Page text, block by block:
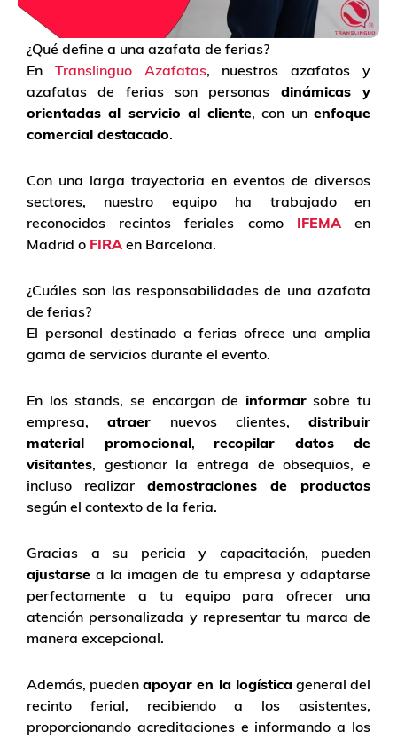
¿Qué define a una azafata de ferias?
En Translinguo Azafatas, nuestros azafatos y
azafatas de ferias son personas dinámicas y
orientadas al servicio al cliente, con unenfoque
comercial destacado.
Con una larga trayectoria en eventos de diversos
sectores, nuestro equipo ha trabajado en
reconocidos recintos feriales como IFEMAen
Madrid o FIRA en Barcelona.
¿Cuáles son las responsabilidades de una azafata
de ferias?
El personal destinado a ferias ofrece una amplia
gama de servicios durante el evento.
En los stands, se encargan de informarsobre tu
empresa,atraer nuevos clientes, distribuir
material promocional, recopilar datos de
visitantes, gestionar la entrega de obsequios, e
incluso realizar demostraciones de productos
según el contexto de la feria.
Gracias a su pericia y capacitación, pueden
ajustarse a la imagen de tu empresa y adaptarse
perfectamente a tu equipo para ofrecer una
atención personalizada y representar tu marca de
manera excepcional.
Además, puedenapoyar en la logísticageneral del
recinto ferial, recibiendo a los asistentes,
proporcionando acreditaciones e informando a los